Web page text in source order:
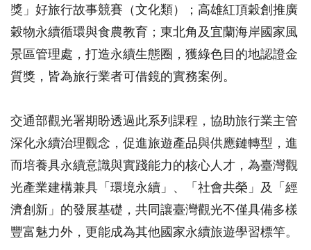
獎」好旅行故事競賽（文化類）；高雄紅頂穀創推廣
穀物永續循環與食農教育；東北角及宜蘭海岸國家風
景區管理處，打造永續生態圈，獲綠色目的地認證金
質獎，皆為旅行業者可借鏡的實務案例。
交通部觀光署期盼透過此系列課程，協助旅行業主管
深化永續治理觀念，促進旅遊產品與供應鏈轉型，進
而培養具永續意識與實踐能力的核心人才，為臺灣觀
光產業建構兼具「環境永續」、「社會共榮」及「經
濟創新」的發展基礎，共同讓臺灣觀光不僅具備多樣
豐富魅力外，更能成為其他國家永續旅遊學習標竿。